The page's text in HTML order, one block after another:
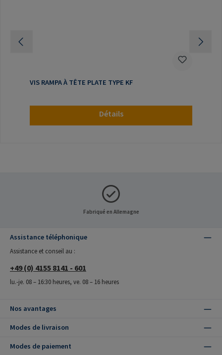
VIS RAMPA À TÊTE PLATE TYPE KF
Détails
Fabriqué en Allemagne
Assistance téléphonique
Assistance et conseil au :
+49 (0) 4155 8141 - 601
lu.-je. 08 – 16:30 heures, ve. 08 – 16 heures
Nos avantages
Modes de livraison
Modes de paiement